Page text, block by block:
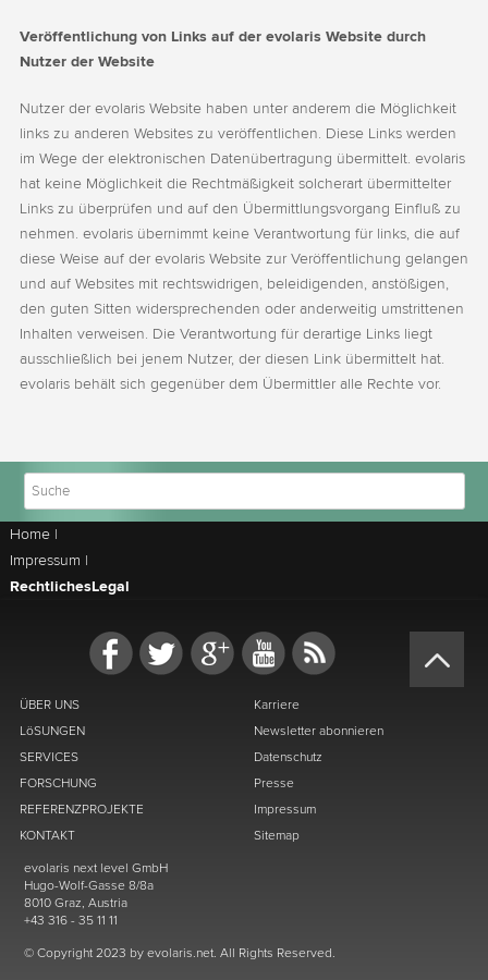
Veröffentlichung von Links auf der evolaris Website durch
Nutzer der Website
Nutzer der evolaris Website haben unter anderem die Möglichkeit
links zu anderen Websites zu veröffentlichen. Diese Links werden
im Wege der elektronischen Datenübertragung übermittelt. evolaris
hat keine Möglichkeit die Rechtmäßigkeit solcherart übermittelter
Links zu überprüfen und auf den Übermittlungsvorgang Einfluß zu
nehmen. evolaris übernimmt keine Verantwortung für links, die auf
diese Weise auf der evolaris Website zur Veröffentlichung gelangen
und auf Websites mit rechtswidrigen, beleidigenden, anstößigen,
den guten Sitten widersprechenden oder anderweitig umstrittenen
Inhalten verweisen. Die Verantwortung für derartige Links liegt
ausschließlich bei jenem Nutzer, der diesen Link übermittelt hat.
evolaris behält sich gegenüber dem Übermittler alle Rechte vor.
Home|
Impressum |
RechtlichesLegal
ÜBER UNS
LöSUNGEN
SERVICES
FORSCHUNG
REFERENZPROJEKTE
KONTAKT
Karriere
Newsletter abonnieren
Datenschutz
Presse
Impressum
Sitemap
evolaris next level GmbH
Hugo-Wolf-Gasse 8/8a
8010 Graz, Austria
+43 316 - 35 11 11
© Copyright 2023 by evolaris.net. All Rights Reserved.